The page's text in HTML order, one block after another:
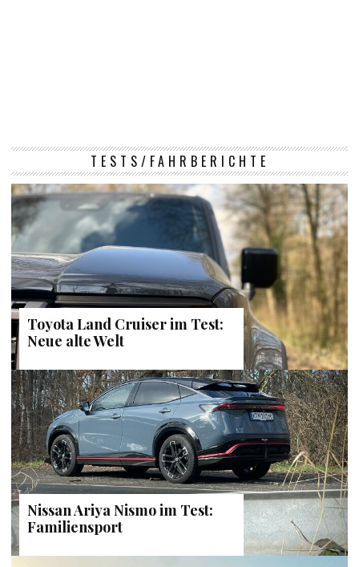
TESTS/FAHRBERICHTE
Toyota Land Cruiser im Test:
Neue alte Welt
Nissan Ariya Nismo im Test:
Familiensport